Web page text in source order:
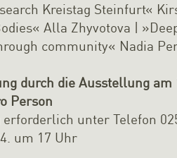
Kreistag Steinfurt«
Alla Zhyvotova |
community« Nadia
durch die Ausstellung am
Person
unter Telefon
um 17 Uhr